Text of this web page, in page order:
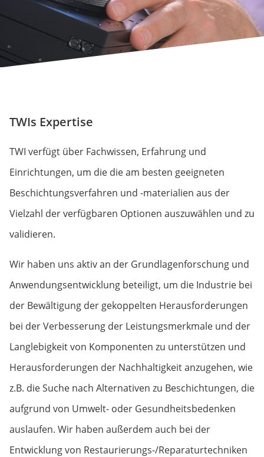
TWIs Expertise
TWI verfügt über Fachwissen, Erfahrung und
Einrichtungen, um die die am besten geeigneten
Beschichtungsverfahren und -materialien aus der
Vielzahl der verfügbaren Optionen auszuwählen und zu
validieren.
Wir haben uns aktiv an der Grundlagenforschung und
Anwendungsentwicklung beteiligt, um die Industrie bei
der Bewältigung der gekoppelten Herausforderungen
bei der Verbesserung der Leistungsmerkmale und der
Langlebigkeit von Komponenten zu unterstützen und
Herausforderungen der Nachhaltigkeit anzugehen, wie
z.B. die Suche nach Alternativen zu Beschichtungen, die
aufgrund von Umwelt- oder Gesundheitsbedenken
auslaufen. Wir haben außerdem auch bei der
Entwicklung von Restaurierungs-/Reparaturtechniken